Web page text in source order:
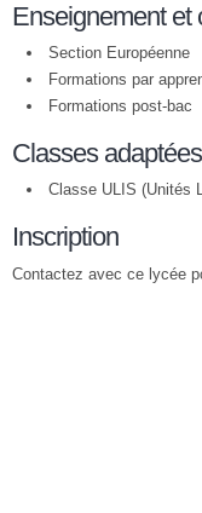
Enseignement et
Section Européenne
Formations par
Formations post-bac
Classes adaptées
Classe ULIS (Unités
Inscription
Contactez avec ce lycée